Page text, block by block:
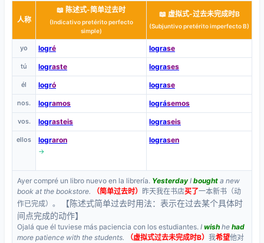
人称
📖 陈述式-简单过去时
(Indicativo pretérito perfecto
simple)
📖 虚拟式-过去未完成时B
(Subjuntivo pretérito imperfecto B)
yo logré lograse
tú lograste lograses
él logró lograse
nos. logramos lográsemos
vos. lograsteis lograseis
ellos lograron
→
lograsen
Ayer compré un libro nuevo en la librería. YesterdayI bought a new
book at the bookstore.
（简单过去时） 昨天我在书店买了一本新书（动
作已完成）。
【陈述式简单过去时用法：表示在过去某个具体时
间点完成的动作】
Ojalá que él tuviese más paciencia con los estudiantes. I wish he had
more patience with the students.
（虚拟式过去未完成时B） 我希望他对